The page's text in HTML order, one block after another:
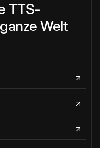
TTS-
Welt